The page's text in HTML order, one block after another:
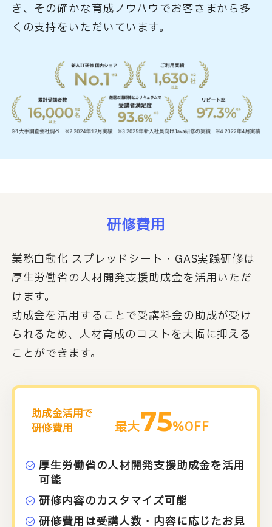
き、その確かな育成ノウハウでお客さまから多
くの支持をいただいています。
研修費用
業務自動化 スプレッドシート・GAS実践研修は
厚生労働省の人材開発支援助成金を活用いただ
けます。
助成金を活用することで受講料金の助成が受け
られるため、人材育成のコストを大幅に抑える
ことができます。
助成金活用で
研修費用
最大75%OFF
厚生労働省の人材開発支援助成金を活用
可能
研修内容のカスタマイズ可能
研修費用は受講人数・内容に応じたお見